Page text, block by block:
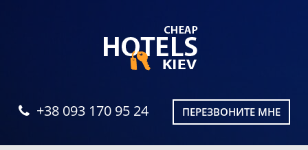
+38 093 170 95 24 ПЕРЕЗВОНИТЕ МНЕ